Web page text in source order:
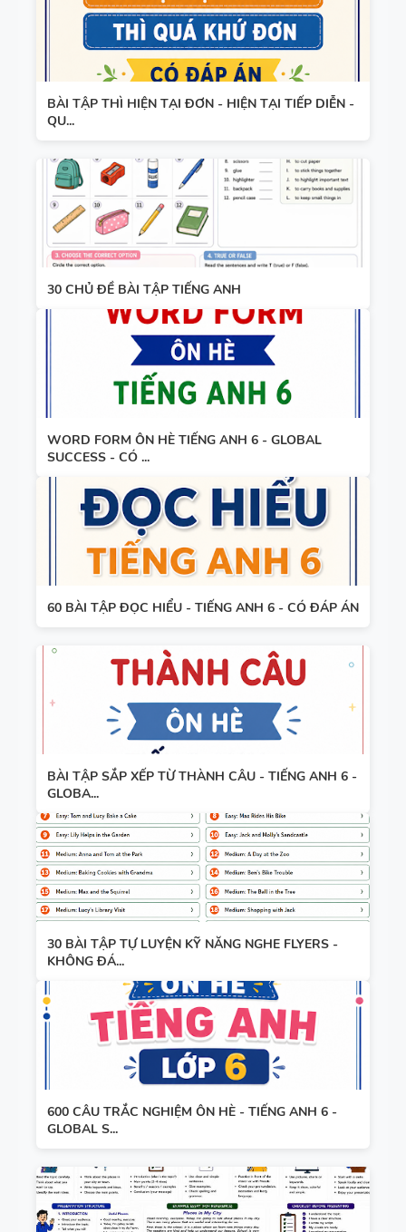
BÀI TẬP THÌ HIỆN TẠI ĐƠN - HIỆN TẠI TIẾP DIỄN -
QU...
30 CHỦ ĐỀ BÀI TẬP TIẾNG ANH
WORD FORM ÔN HÈ TIẾNG ANH 6 - GLOBAL
SUCCESS - CÓ ...
60 BÀI TẬP ĐỌC HIỂU - TIẾNG ANH 6 - CÓ ĐÁP ÁN
BÀI TẬP SẮP XẾP TỪ THÀNH CÂU - TIẾNG ANH 6 -
GLOBA...
30 BÀI TẬP TỰ LUYỆN KỸ NĂNG NGHE FLYERS -
KHÔNG ĐÁ...
600 CÂU TRẮC NGHIỆM ÔN HÈ - TIẾNG ANH 6 -
GLOBAL S...